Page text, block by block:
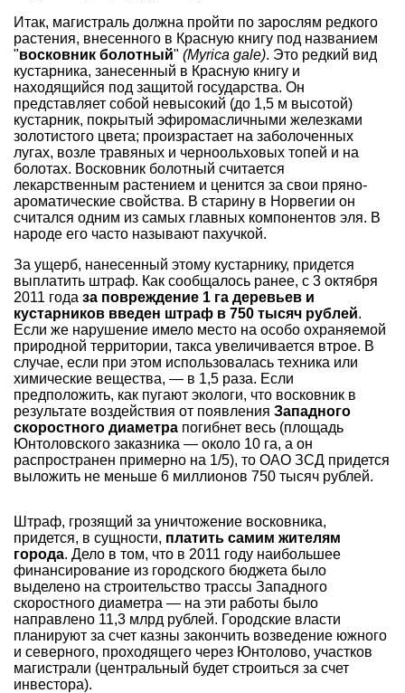
Итак, магистраль должна пройти по зарослям редкого
растения, внесенного в Красную книгу под названием
"восковник болотный" (Myrica gale). Это редкий вид
кустарника, занесенный в Красную книгу и
находящийся под защитой государства. Он
представляет собой невысокий (до 1,5 м высотой)
кустарник, покрытый эфиромасличными железками
золотистого цвета; произрастает на заболоченных
лугах, возле травяных и черноольховых топей и на
болотах. Восковник болотный считается
лекарственным растением и ценится за свои пряно-
ароматические свойства. В старину в Норвегии он
считался одним из самых главных компонентов эля. В
народе его часто называют пахучкой.
За ущерб, нанесенный этому кустарнику, придется
выплатить штраф. Как сообщалось ранее, с 3 октября
2011 года за повреждение 1 га деревьев и
кустарников введен штраф в 750 тысяч рублей.
Если же нарушение имело место на особо охраняемой
природной территории, такса увеличивается втрое. В
случае, если при этом использовалась техника или
химические вещества, — в 1,5 раза. Если
предположить, как пугают экологи, что восковник в
результате воздействия от появления Западного
скоростного диаметра погибнет весь (площадь
Юнтоловского заказника — около 10 га, а он
распространен примерно на 1/5), то ОАО ЗСД придется
выложить не меньше 6 миллионов 750 тысяч рублей.
Штраф, грозящий за уничтожение восковника,
придется, в сущности, платить самим жителям
города. Дело в том, что в 2011 году наибольшее
финансирование из городского бюджета было
выделено на строительство трассы Западного
скоростного диаметра — на эти работы было
направлено 11,3 млрд рублей. Городские власти
планируют за счет казны закончить возведение южного
и северного, проходящего через Юнтолово, участков
магистрали (центральный будет строиться за счет
инвестора).